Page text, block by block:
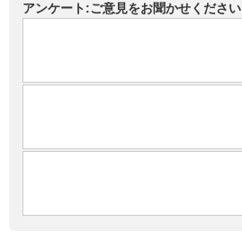
アンケート:ご意見をお聞かせください